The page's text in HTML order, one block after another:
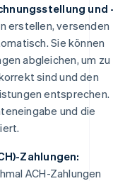
und
erstellen, versenden
Sie können
abgleichen, um zu
sind und den
entsprechen.
und die
Zahlungen:
ACH-Zahlungen